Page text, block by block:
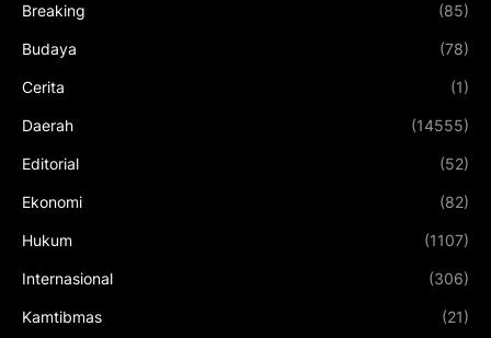
Breaking (85)
Budaya (78)
Cerita (1)
Daerah (14555)
Editorial (52)
Ekonomi (82)
Hukum (1107)
Internasional (306)
Kamtibmas (21)